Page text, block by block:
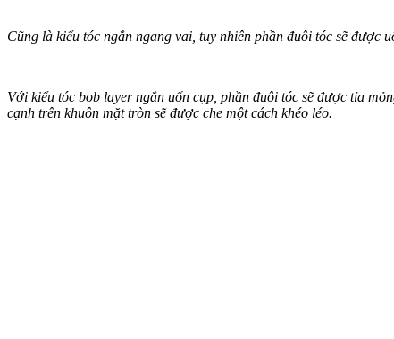
Cũng là kiểu tóc ngắn ngang vai, tuy nhiên phần đuôi tóc sẽ được
Với kiểu tóc bob layer ngắn uốn cụp, phần đuôi tóc sẽ được tỉa
cạnh trên khuôn mặt tròn sẽ được che một cách khéo léo.